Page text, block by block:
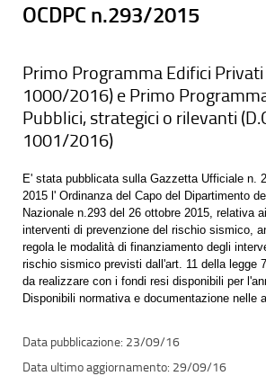
OCDPC n.293/2015
Primo Programma Edifici Privati
1000/2016) e Primo
Pubblici, strategici o rilevanti
1001/2016)
E' stata pubblicata sulla Gazzetta Ufficiale n.
2015 l' Ordinanza del Capo del Dipartimento
Nazionale n.293 del 26 ottobre 2015, relativa
interventi di prevenzione del rischio sismico,
regola le modalità di finanziamento degli
rischio sismico previsti dall'art. 11 della legge
da realizzare con i fondi resi disponibili per
Disponibili normativa e documentazione nelle
23/09/16
29/09/16